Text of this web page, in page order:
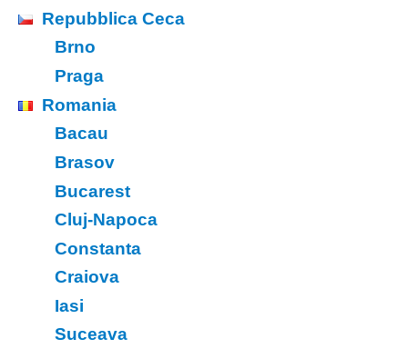
Repubblica Ceca
Brno
Praga
Romania
Bacau
Brasov
Bucarest
Cluj-Napoca
Constanta
Craiova
Iasi
Suceava